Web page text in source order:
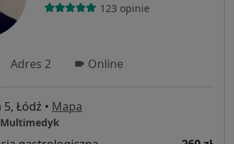
123 opinie
Adres 2 Online
5, Łódź • Mapa